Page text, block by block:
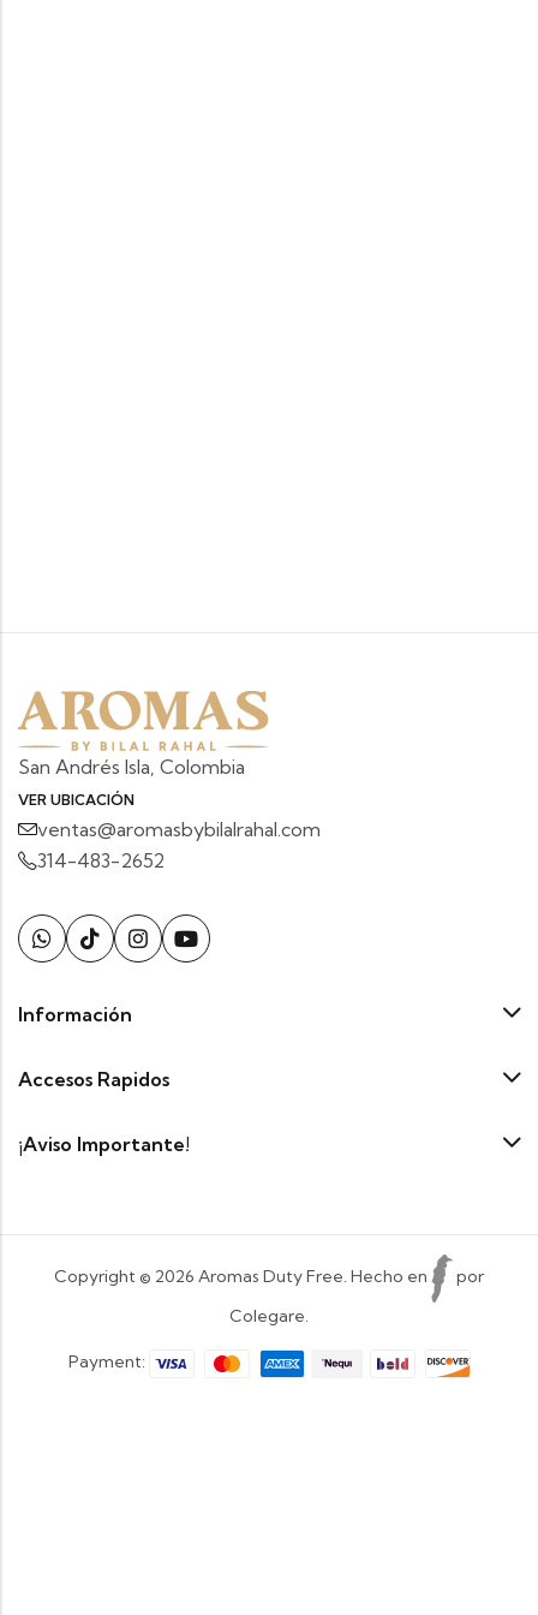
San Andrés Isla, Colombia
VER UBICACIÓN
ventas@aromasbybilalrahal.com
314-483-2652
Información
Accesos Rapidos
¡Aviso Importante!
Copyright © 2026 Aromas Duty Free. Hecho en
por
Colegare.
Payment: